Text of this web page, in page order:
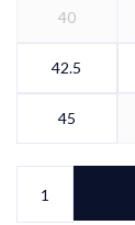
40
42.5
45